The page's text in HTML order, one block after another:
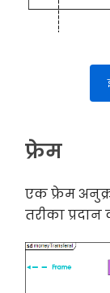
फ्रेम
एक फ्रेम
तरीका प्रदान